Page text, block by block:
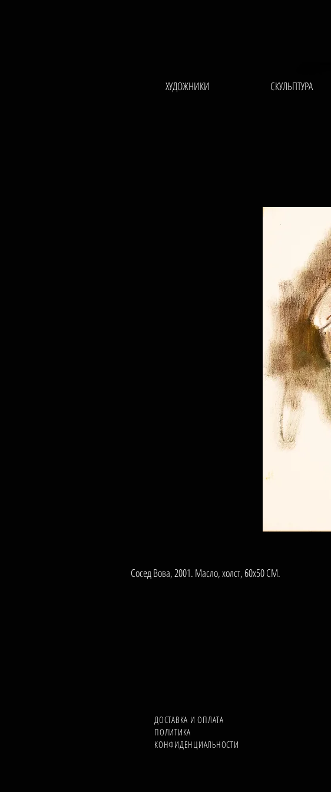
СКУЛЬПТУРА
ХУДОЖНИКИ
Сосед Вова, 2001. Масло, холст, 60х50 СМ.
ДОСТАВКА И ОПЛАТА
ПОЛИТИКА
КОНФИДЕНЦИАЛЬНОСТИ